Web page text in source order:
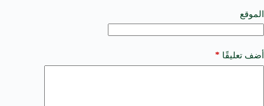
الموقع
أضف تعليقًا *
e
: